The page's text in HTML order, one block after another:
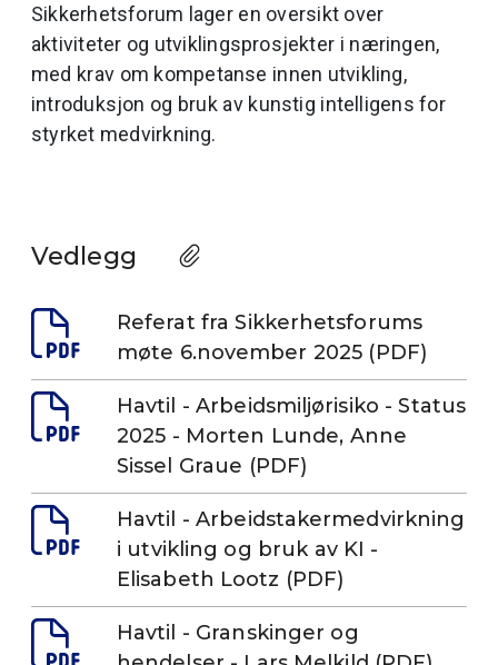
Sikkerhetsforum lager en oversikt over
aktiviteter og utviklingsprosjekter i næringen,
med krav om kompetanse innen utvikling,
introduksjon og bruk av kunstig intelligens for
styrket medvirkning.
Vedlegg
Referat fra Sikkerhetsforums
møte 6.november 2025 (PDF)
Havtil - Arbeidsmiljørisiko - Status
2025 - Morten Lunde, Anne
Sissel Graue (PDF)
Havtil - Arbeidstakermedvirkning
i utvikling og bruk av KI -
Elisabeth Lootz (PDF)
Havtil - Granskinger og